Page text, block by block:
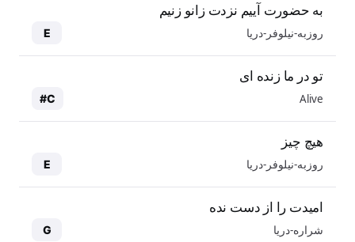
به حضورت آییم نزدت زانو زنیم
روزبه-نیلوفر-دریا E
تو در ما زنده ای
Alive
C#
هیچ چیز
روزبه-نیلوفر-دریا E
امیدت را از دست نده
شراره-دریا G